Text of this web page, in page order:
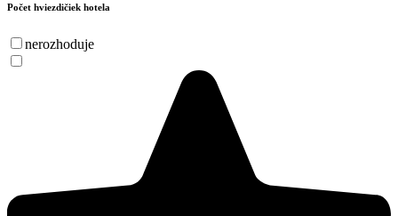
Počet hviezdičiek hotela
nerozhoduje